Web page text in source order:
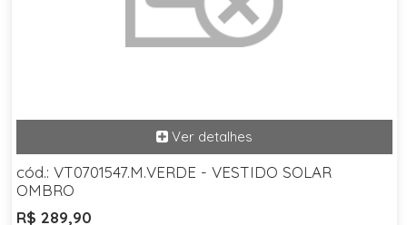
cód.: VT0701547.M.VERDE - VESTIDO SOLAR
OMBRO
R$ 289,90